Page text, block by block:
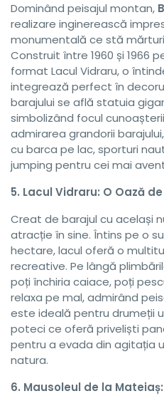
Dominând peisajul montan,
realizare inginerească
monumentală ce stă
Construit între 1960 și 1966
format Lacul Vidraru, o
integrează perfect în
barajului se află statuia
simbolizând focul
admirarea grandorii
cu barca pe lac, sporturi
jumping pentru cei mai
5. Lacul Vidraru: O Oază
Creat de barajul cu același
atracție în sine. Întins pe o
hectare, lacul oferă o
recreative. Pe lângă
poți închiria caiace, poți
relaxa pe mal, admirând
este ideală pentru drumeții
poteci ce oferă priveliști
pentru a evada din agitația
natura.
6. Mausoleul de la